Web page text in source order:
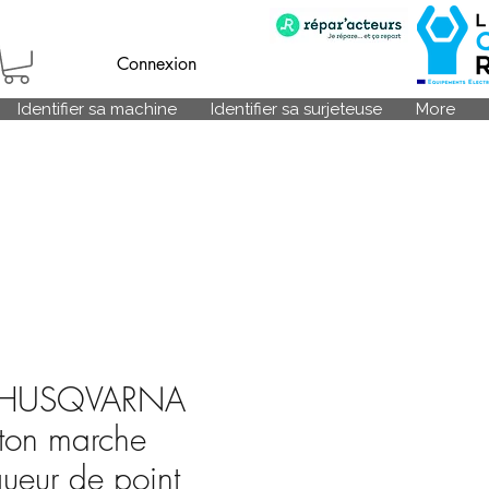
Identifier sa machine Identifier sa surjeteuse More
Connexion
marche
de point